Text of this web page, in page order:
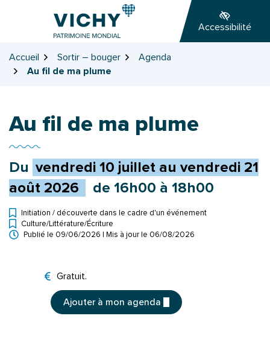
page
Accessibilité
Accueil Sortir – bouger
Agenda
Au fil de ma plume
Au fil de ma plume
Du vendredi 10 juillet au vendredi 21
août 2026 de 16h00 à 18h00
Initiation / découverte dans le cadre d'un événement
Types d'événement
Culture/Littérature/Écriture
Publié le 09/06/2026 | Mis à jour le 06/08/2026
Tarifs
Gratuit.
Ajouter à mon agenda